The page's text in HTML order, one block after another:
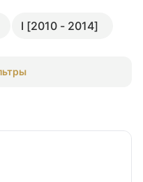
I [2010 - 2014]